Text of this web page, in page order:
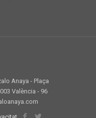
Anaya - Plaça
València - 96